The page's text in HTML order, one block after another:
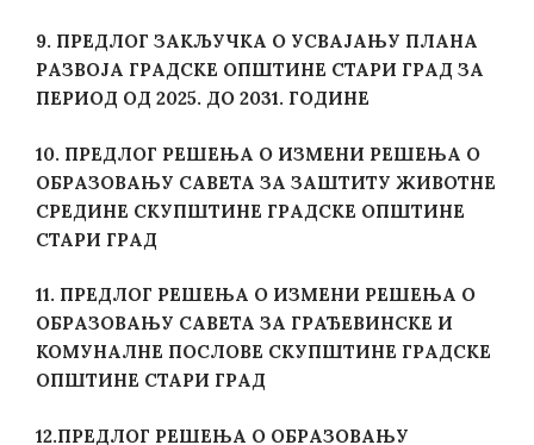
9. ПРЕДЛОГ ЗАКЉУЧКА О УСВАЈАЊУ ПЛАНА
РАЗВОЈА ГРАДСКЕ ОПШТИНЕ СТАРИ ГРАД ЗА
ПЕРИОД ОД 2025. ДО 2031. ГОДИНЕ
10. ПРЕДЛОГ РЕШЕЊА О ИЗМЕНИ РЕШЕЊА О
ОБРАЗОВАЊУ САВЕТА ЗА ЗАШТИТУ ЖИВОТНЕ
СРЕДИНЕ СКУПШТИНЕ ГРАДСКЕ ОПШТИНЕ
СТАРИ ГРАД
11. ПРЕДЛОГ РЕШЕЊА О ИЗМЕНИ РЕШЕЊА О
ОБРАЗОВАЊУ САВЕТА ЗА ГРАЂЕВИНСКЕ И
КОМУНАЛНЕ ПОСЛОВЕ СКУПШТИНЕ ГРАДСКЕ
ОПШТИНЕ СТАРИ ГРАД
12.ПРЕДЛОГ РЕШЕЊА О ОБРАЗОВАЊУ